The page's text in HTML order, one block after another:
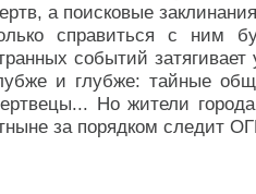
а поисковые
справиться с ним
событий затягивает
и глубже: тайные
Но жители
за порядком следит